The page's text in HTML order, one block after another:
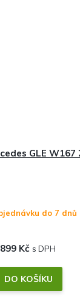
GLE W167
do 7 dnů
899 Kč
DO KOŠÍKU